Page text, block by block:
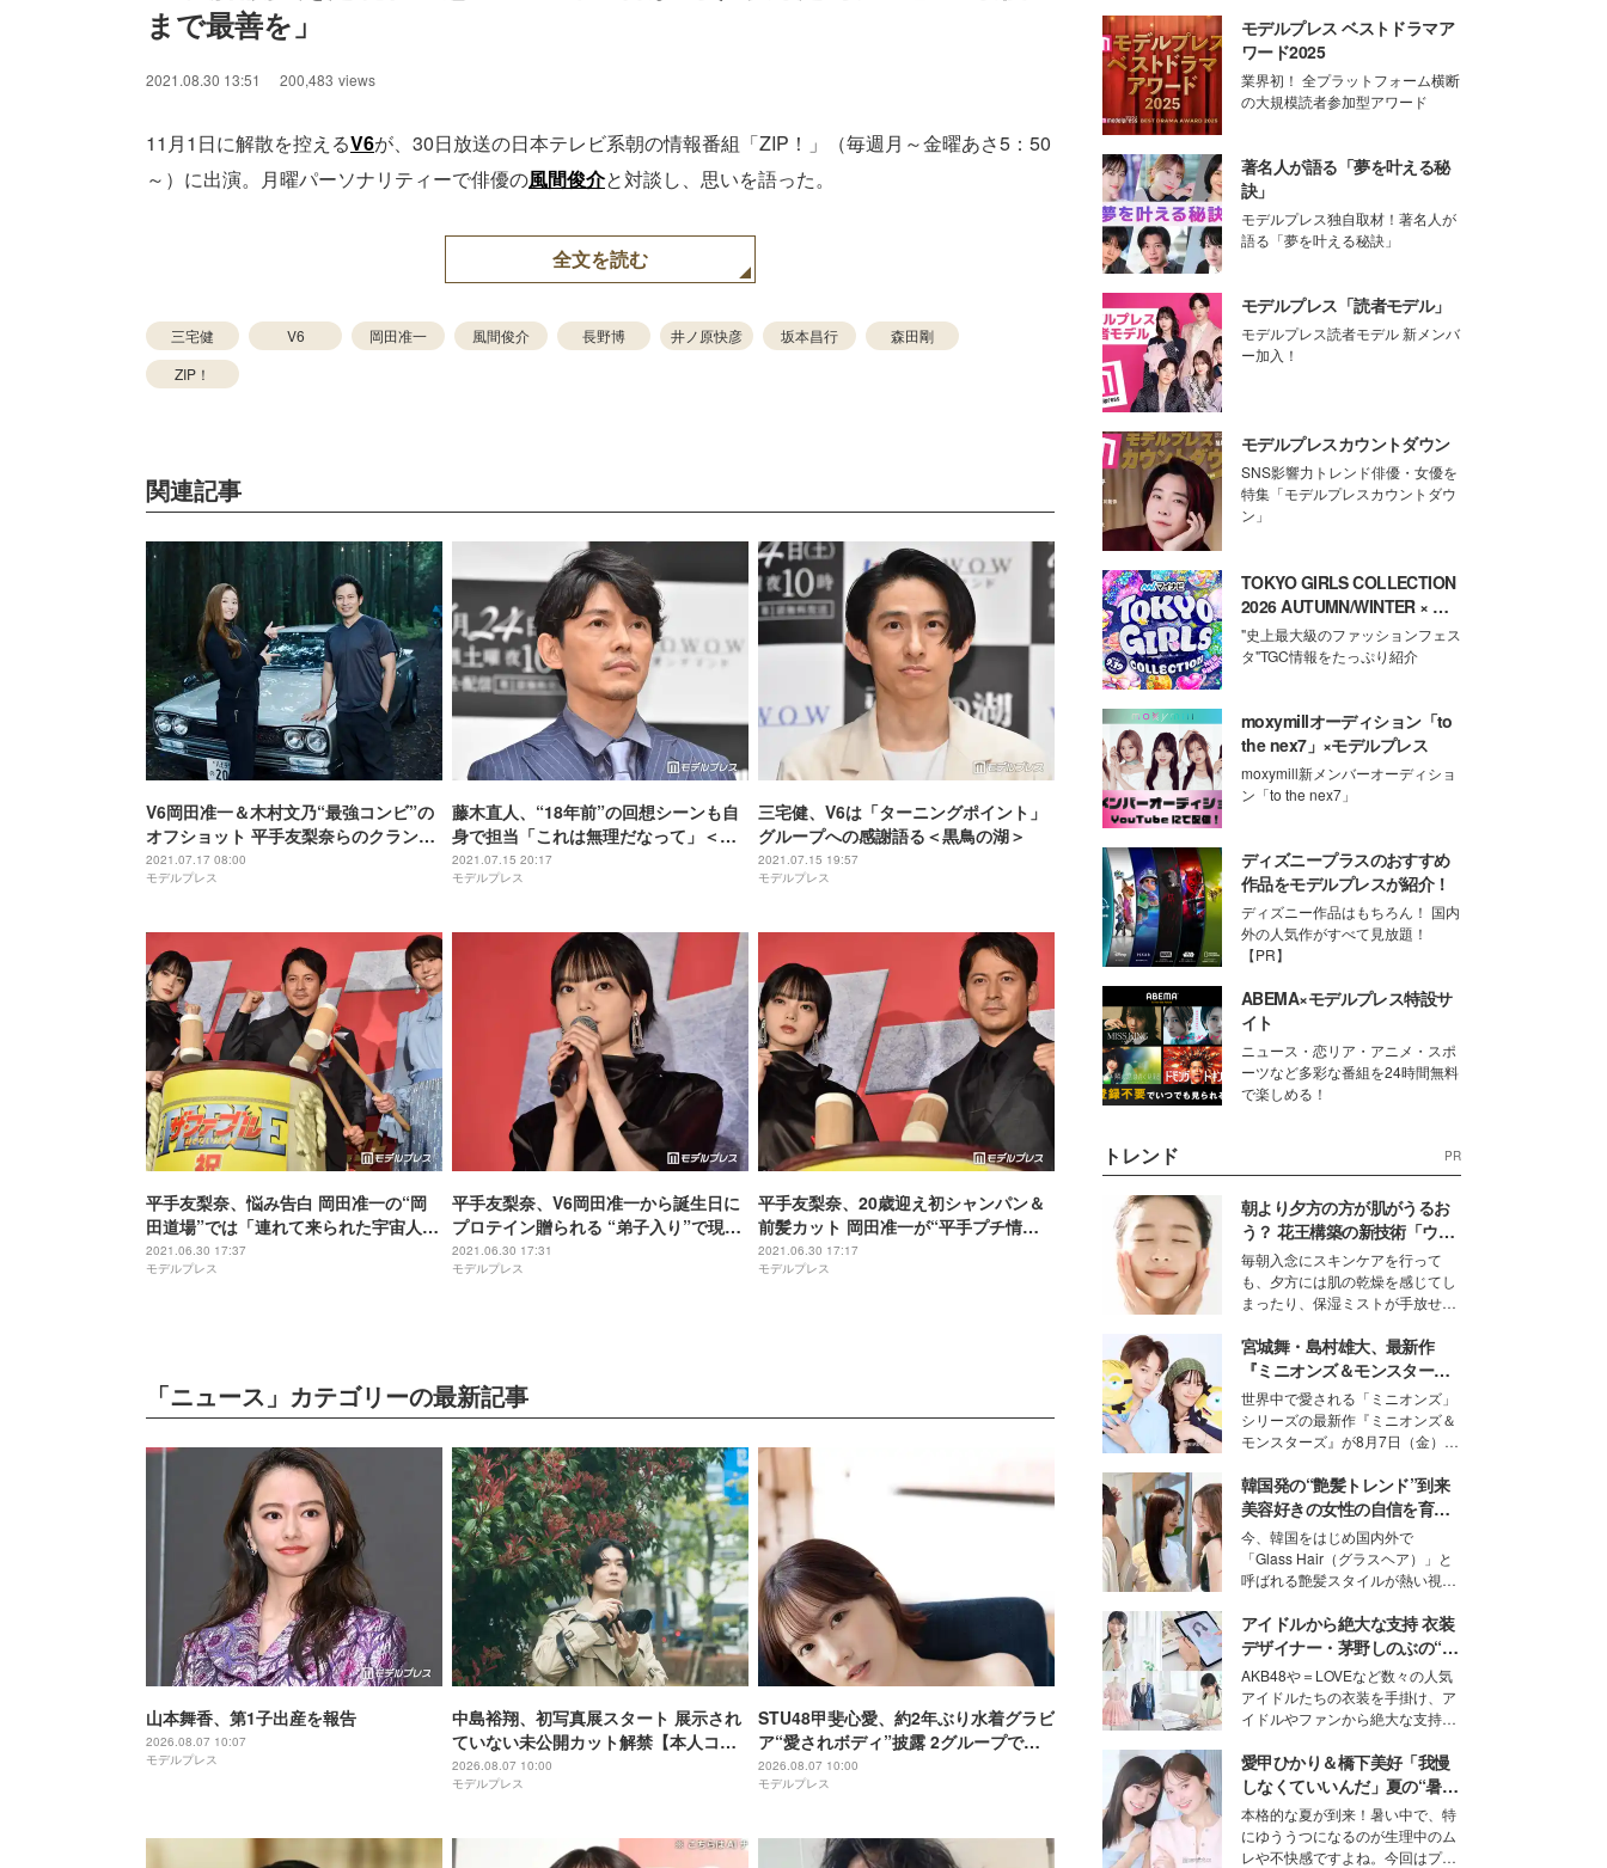
まで最善を」
2021.08.30 13:51 200,483 views
11月1日に解散を控えるV6が、30日放送の日本テレビ系朝の情報番組「ZIP！」（毎週月～金曜あさ5：50
～）に出演。月曜パーソナリティーで俳優の風間俊介と対談し、思いを語った。
全文を読む
三宅健 V6 岡田准一 風間俊介 長野博 井ノ原快彦 坂本昌行
森田剛
ZIP！
関連記事
V6岡田准一＆木村文乃“最強コンビ”の
オフショット 平手友梨奈らのクランク
アップ写真初公開＜ザ・ファブル 殺さ
ない殺し屋＞
2021.07.17 08:00
モデルプレス
藤木直人、“18年前”の回想シーンも自
身で担当「これは無理だなって」＜黒
鳥の湖＞
2021.07.15 20:17
モデルプレス
三宅健、V6は「ターニングポイント」
グループへの感謝語る＜黒鳥の湖＞
2021.07.15 19:57
モデルプレス
平手友梨奈、悩み告白 岡田准一の“岡
田道場”では「連れて来られた宇宙人だ
った」＜ザ・ファブル 殺さない殺し屋
＞
2021.06.30 17:37
モデルプレス
平手友梨奈、V6岡田准一から誕生日に
プロテイン贈られる “弟子入り”で現場
での対応に変化も？＜ザ・ファブル 殺
さない殺し屋＞
2021.06.30 17:31
モデルプレス
平手友梨奈、20歳迎え初シャンパン＆
前髪カット 岡田准一が“平手プチ情
報”切り込む＜ザ・ファブル 殺さない
殺し屋＞
2021.06.30 17:17
モデルプレス
「ニュース」カテゴリーの最新記事
山本舞香、第1子出産を報告
2026.08.07 10:07
モデルプレス
中島裕翔、初写真展スタート 展示され
ていない未公開カット解禁【本人コメ
ント】
2026.08.07 10:00
モデルプレス
STU48甲斐心愛、約2年ぶり水着グラビ
ア“愛されボディ”披露 2グループでの1
期生経験・センターへの思い語る
2026.08.07 10:00
モデルプレス
モデルプレス ベストドラマア
ワード2025
業界初！ 全プラットフォーム横断
の大規模読者参加型アワード
著名人が語る「夢を叶える秘
訣」
モデルプレス独自取材！著名人が
語る「夢を叶える秘訣」
モデルプレス「読者モデル」
モデルプレス読者モデル 新メンバ
ー加入！
モデルプレスカウントダウン
SNS影響力トレンド俳優・女優を
特集「モデルプレスカウントダウ
ン」
TOKYO GIRLS COLLECTION
2026 AUTUMN/WINTER × モ
デルプレス
"史上最大級のファッションフェス
タ"TGC情報をたっぷり紹介
moxymillオーディション「to
the nex7」×モデルプレス
moxymill新メンバーオーディショ
ン「to the nex7」
ディズニープラスのおすすめ
作品をモデルプレスが紹介！
ディズニー作品はもちろん！ 国内
外の人気作がすべて見放題！
【PR】
ABEMA×モデルプレス特設サ
イト
ニュース・恋リア・アニメ・スポ
ーツなど多彩な番組を24時間無料
で楽しめる！
トレンド PR
朝より夕方の方が肌がうるお
う？ 花王構築の新技術「ウォ
ーターキャプチャリングスキ
ン（捕水肌）」がスキンケア
の常識を変える予感
毎朝入念にスキンケアを行って
も、夕方には肌の乾燥を感じてし
まったり、保湿ミストが手放せな
な美容の常識を大きく変える可能
性を秘めた、革新的な「Water
Capturing Skin（ウォーターキャ
プチャリングスキン：捕水肌）」
技術を、花王が構築した。
宮城舞・島村雄大、最新作
『ミニオンズ＆モンスター
ズ』の魅力熱弁 ハチャメチャ
だけじゃない“友情と絆”に感
動
世界中で愛される「ミニオンズ」
シリーズの最新作『ミニオンズ＆
モンスターズ』が8月7日（金）に
ニオン好き”という共通点を持つモ
デルの宮城舞と島村雄大の特別対
談をお届け！それぞれの視点か
ら、今作ならではの魅力や予想外
の感動をもたらす奥深いストーリ
ーについて熱く語り合ってもらっ
た。
韓国発の“艶髪トレンド”到来
美容好きの女性の自信を育む
「ヘアケア事情」って？
今、韓国をはじめ国内外で
「Glass Hair（グラスヘア）」と
呼ばれる艶髪スタイルが熱い視線
ションの完成度を高めるベースと
して、“髪そのものの美しさ”に改
めて注目する人が増えている様
子。今回は、そんな憧れの艶やか
な髪を日常で叶える、美容好きの
女性たちのヘアケア事情を紹介し
ます。
アイドルから絶大な支持 衣装
デザイナー・茅野しのぶの“可
愛い”を作る美学＜「シチズン
クロスシー」インタビュー＞
AKB48や＝LOVEなど数々の人気
アイドルたちの衣装を手掛け、ア
イドルやファンから絶大な支持を
取締役兼クリエイティブディレク
ター・茅野しのぶ。一人ひとりの
個性に寄り添い、魅力を引き出す
衣装作りは、多くの女性たちに勇
気と自信を与え続けている。
愛甲ひかり＆橋下美好「我慢
しなくていいんだ」夏の“暑さ
対策”の新しい選択肢とは？
本格的な夏が到来！暑い中で、特
にゆううつになるのが生理中のム
レや不快感ですよね。今回はプラ